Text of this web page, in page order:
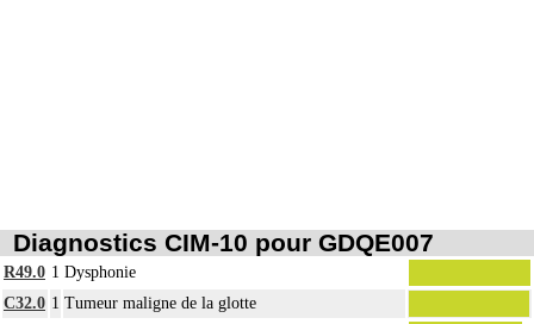
Diagnostics CIM-10 pour GDQE007
R49.0 1 Dysphonie
C32.0 1 Tumeur maligne de la glotte